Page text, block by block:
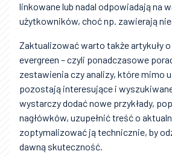
linkowane lub nadal odpowiadają na
użytkowników, choć np. zawierają
Zaktualizować warto także artykuły
evergreen – czyli ponadczasowe
zestawienia czy analizy, które mimo
pozostają interesujące i
wystarczy dodać nowe przykłady,
nagłówków, uzupełnić treść o
zoptymalizować ją technicznie, by
dawną skuteczność.